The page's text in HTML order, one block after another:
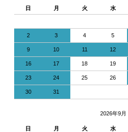
日 月 火 水
2 3 4 5
9 10 11 12
16 17 18 19
23 24 25 26
30 31
2026年9月
日 月 火 水